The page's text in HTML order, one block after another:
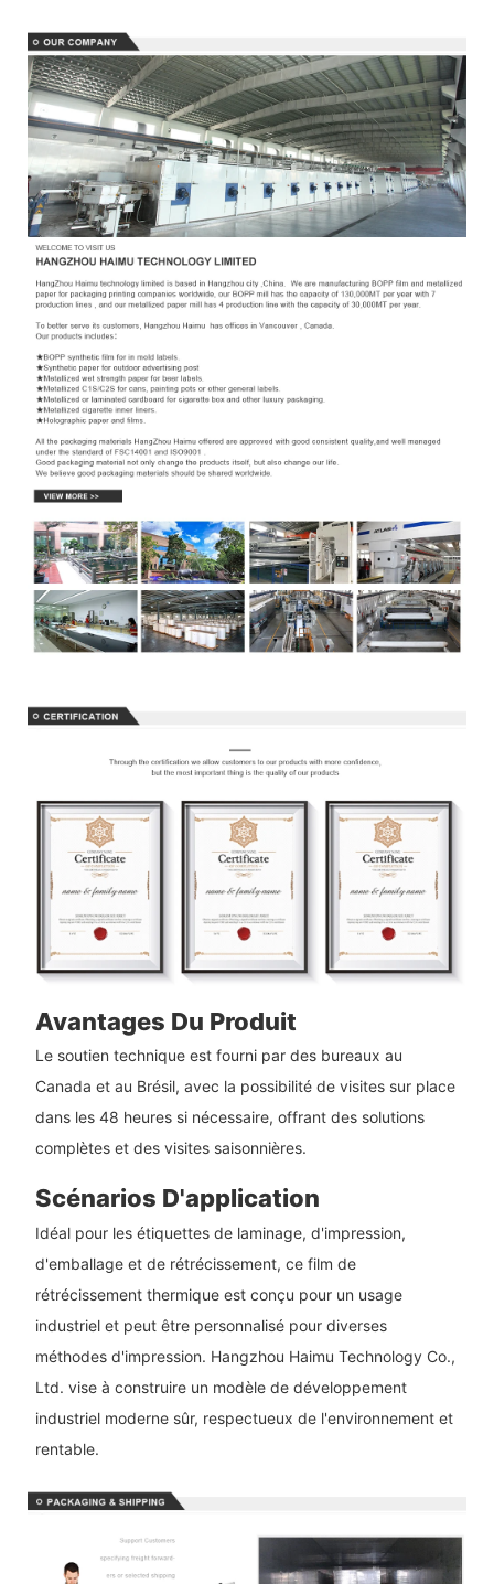
Avantages Du Produit
Le soutien technique est fourni par des bureaux au
Canada et au Brésil, avec la possibilité de visites sur place
dans les 48 heures si nécessaire, offrant des solutions
complètes et des visites saisonnières.
Scénarios D'application
Idéal pour les étiquettes de laminage, d'impression,
d'emballage et de rétrécissement, ce film de
rétrécissement thermique est conçu pour un usage
industriel et peut être personnalisé pour diverses
méthodes d'impression. Hangzhou Haimu Technology Co.,
Ltd. vise à construire un modèle de développement
industriel moderne sûr, respectueux de l'environnement et
rentable.